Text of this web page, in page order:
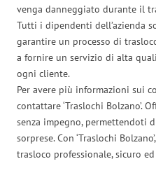
venga danneggiato durante il
Tutti i dipendenti dell’azienda
garantire un processo di
a fornire un servizio di alta
ogni cliente.
Per avere più informazioni sui
contattare ‘Traslochi Bolzano’.
senza impegno, permettendoti
sorprese. Con ‘Traslochi
trasloco professionale, sicuro